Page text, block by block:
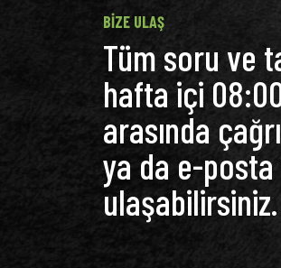
BIZE ULAŞ
Tüm soru ve
hafta içi
arasında
ya da e-
ulaşabilirsiniz.